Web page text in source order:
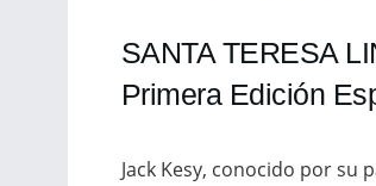
SANTA TERESA
Primera Edición
Jack Kesy, conocido por su